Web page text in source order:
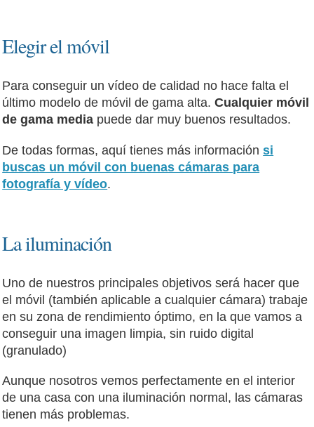
Elegir el móvil
Para conseguir un vídeo de calidad no hace falta el
último modelo de móvil de gama alta.Cualquier móvil
de gama media puede dar muy buenos resultados.
De todas formas, aquí tienes más informaciónsi
buscas un móvil con buenas cámaras para
fotografía y vídeo.
La iluminación
Uno de nuestros principales objetivos será hacer que
el móvil (también aplicable a cualquier cámara) trabaje
en su zona de rendimiento óptimo, en la que vamos a
conseguir una imagen limpia, sin ruido digital
(granulado)
Aunque nosotros vemos perfectamente en el interior
de una casa con una iluminación normal, las cámaras
tienen más problemas.